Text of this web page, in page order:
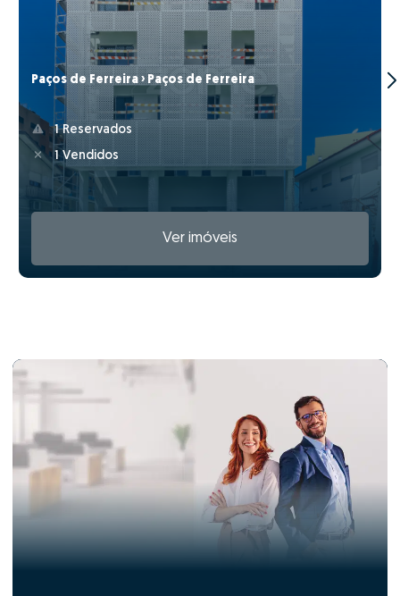
Paços de Ferreira › Paços de Ferreira
1 Reservados
1 Vendidos
Ver imóveis